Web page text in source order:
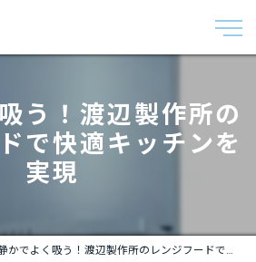
う！渡辺製作所の
で快適キッチンを
実現
かでよく吸う！渡辺製作所のレンジフードで快適キッチンを実現